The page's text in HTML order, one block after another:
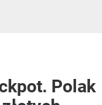
Polak